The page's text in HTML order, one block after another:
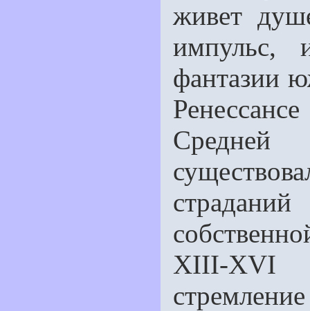
живет
фантазии
ХIII-ХVI